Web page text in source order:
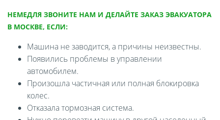
НЕМЕДЛЯ ЗВОНИТЕ НАМ И ДЕЛАЙТЕ ЗАКАЗ ЭВАКУАТОРА
В МОСКВЕ, ЕСЛИ:
Машина не заводится, а причины неизвестны.
Появились проблемы в управлении
автомобилем.
Произошла частичная или полная блокировка
колес.
Отказала тормозная система.